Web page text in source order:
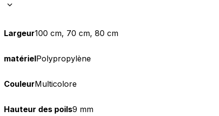
Largeur100 cm, 70 cm, 80 cm
matérielPolypropylène
CouleurMulticolore
Hauteur des poils9 mm